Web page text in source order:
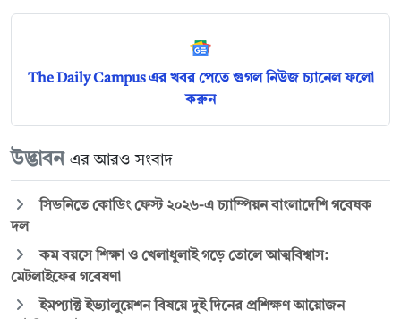
The Daily Campus এর খবর পেতে গুগল নিউজ চ্যানেল ফলো
করুন
উদ্ভাবন এর আরও সংবাদ
সিডনিতে কোডিং ফেস্ট ২০২৬-এ চ্যাম্পিয়ন বাংলাদেশি গবেষক
দল
কম বয়সে শিক্ষা ও খেলাধুলাই গড়ে তোলে আত্মবিশ্বাস:
মেটলাইফের গবেষণা
ইমপ্যাক্ট ইভ্যালুয়েশন বিষয়ে দুই দিনের প্রশিক্ষণ আয়োজন